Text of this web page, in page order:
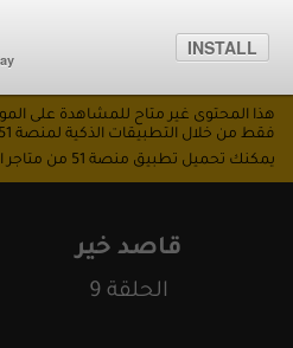
INSTALL
قاصد خير
الحلقة 9
هذا المحتوى غير متاح للمشاهدة على
فقط من خلال التطبيقات الذكية لمنصة 51
يمكنك تحميل تطبيق منصة 51 من متاجر التطبيقات الذكية